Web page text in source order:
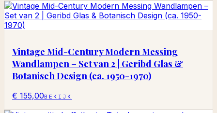
Vintage Mid-Century Modern Messing
Wandlampen – Set van 2 | Geribd Glas &
Botanisch Design (ca. 1950-1970)
€ 155,00BEKIJK